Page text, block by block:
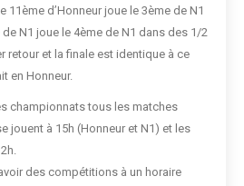
11ème d’Honneur joue le 3ème de N1
de N1 joue le 4ème de N1 dans des 1/2
retour et la finale est identique à ce
en Honneur.
championnats tous les matches
jouent à 15h (Honneur et N1) et les
des compétitions à un horaire